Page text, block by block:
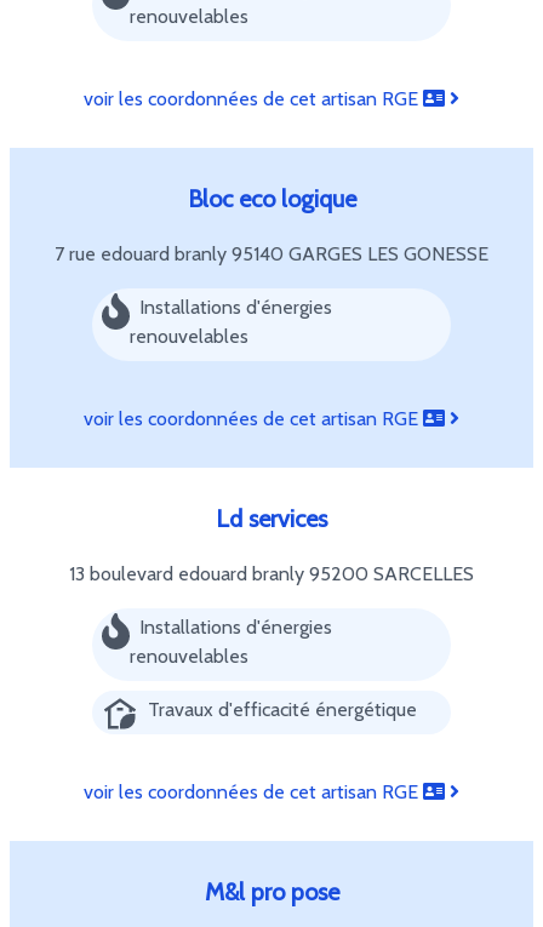
renouvelables
voir les coordonnées de cet artisan RGE
Bloc eco logique
7 rue edouard branly 95140 GARGES LES GONESSE
Installations d'énergies
renouvelables
voir les coordonnées de cet artisan RGE
Ld services
13 boulevard edouard branly 95200 SARCELLES
Installations d'énergies
renouvelables
Travaux d'efficacité énergétique
voir les coordonnées de cet artisan RGE
M&l pro pose